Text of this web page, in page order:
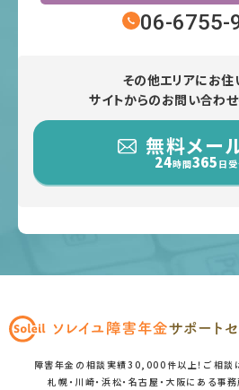
06-6755-
その他エリアにお住
サイトからのお問い合わ
無料メー
24時間365 日
障害年金の相談実績30,000件以上！ご相談
札幌・川崎・浜松・名古屋・大阪にある事